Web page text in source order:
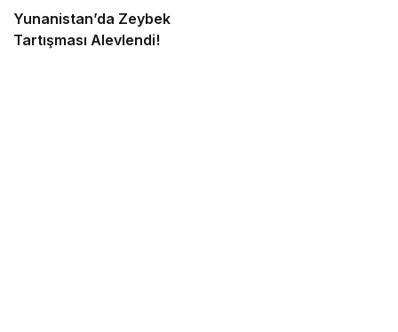
Yunanistan’da Zeybek
Tartışması Alevlendi!